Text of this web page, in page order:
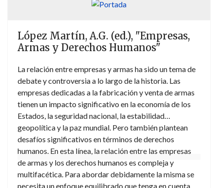
López Martín, A.G. (ed.), "Empresas,
Armas y Derechos Humanos"
La relación entre empresas y armas ha sido un tema de
debate y controversia a lo largo de la historia. Las
empresas dedicadas a la fabricación y venta de armas
tienen un impacto significativo en la economía de los
Estados, la seguridad nacional, la estabilidad
geopolítica y la paz mundial. Pero también plantean
desafíos significativos en términos de derechos
humanos. En esta línea, la relación entre las empresas
de armas y los derechos humanos es compleja y
multifacética. Para abordar debidamente la misma se
necesita un enfoque equilibrado que tenga en cuenta